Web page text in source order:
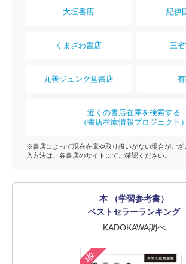
大垣書店 紀伊
くまざわ書店 三
丸善ジュンク堂書店
近くの書店在庫を検索する
（書店在庫情報プロジェクト）
※書店によって現在在庫や取り扱いがない場合がござ
入方法は、各書店のサイトにてご確認ください。
本 （学習参考書）
ベストセラーランキング
KADOKAWA調べ
1位